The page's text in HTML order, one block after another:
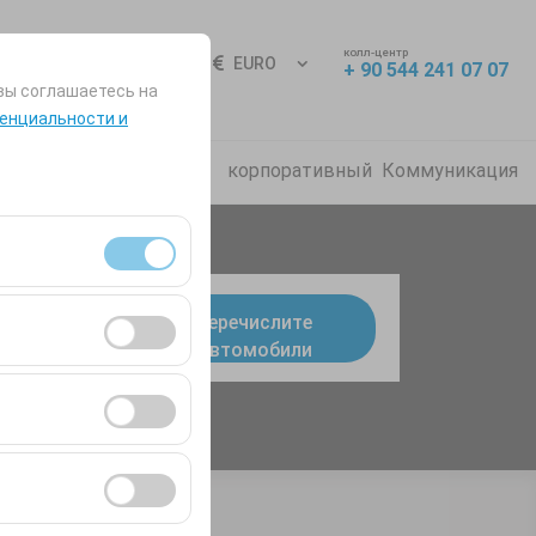
соглашаетесь на
и
и
посетителей,
оценки
с вашими
EURO
колл-центр
+ 90 544 241 07 07
корпоративный Коммуникация
Перечислите
Автомобили